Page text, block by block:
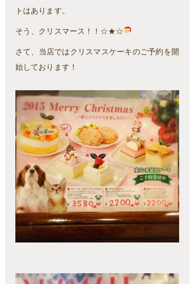
トはあります。
そう、クリスマース！！☆★☆
さて、当店ではクリスマスケーキのご予約を開
始しております！